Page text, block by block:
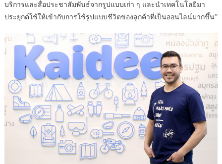
บริการและสื่อประชาสัมพันธ์จากรูปแบบเก่า ๆ และนำเทคโนโลยีมา
ประยุกต์ใช้ให้เข้ากับการใช้รูปแบบชีวิตของลูกค้าที่เป็นออนไลน์มากขึ้น”